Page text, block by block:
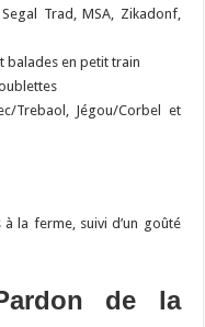
Trad, MSA, Zikadonf,
balades en petit train
Trebaol, Jégou/Corbel et
la ferme, suivi d’un goûté
de la